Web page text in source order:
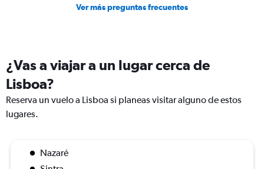
Ver más preguntas frecuentes
¿Vas a viajar a un lugar cerca de
Lisboa?
Reserva un vuelo a Lisboa si planeas visitar alguno de estos
lugares.
Nazaré